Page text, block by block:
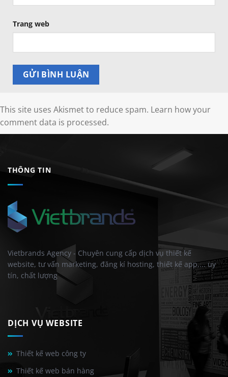
Trang web
This site uses Akismet to reduce spam. Learn how your
comment data is processed.
THÔNG TIN
Vietbrands Agency - Chuyên cung cấp dịch vụ thiết kế
website, tư vấn marketing, đăng kí hosting, thiết kế app,... uy
tín, chất lượng
DỊCH VỤ WEBSITE
Thiết kế web công ty
Thiết kế web bán hàng